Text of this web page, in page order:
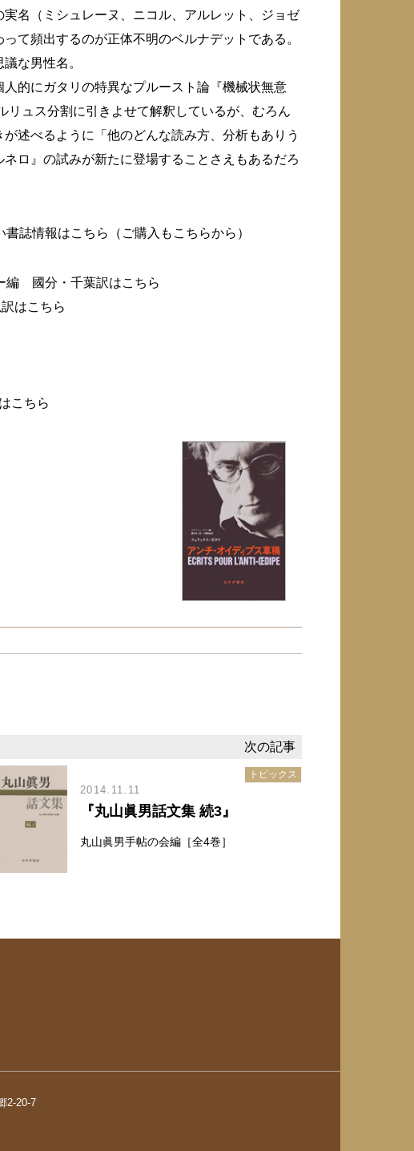
名（ミシュレーヌ、ニコル、アルレット、ジョゼ
て頻出するのが正体不明のベルナデットである。
な男性名。
的にガタリの特異なプルースト論『機械状無意
リュス分割に引きよせて解釈しているが、むろん
述べるように「他のどんな読み方、分析もありう
ロ』の試みが新たに登場することさえもあるだろ
誌情報はこちら（ご購入もこちらから）
編 國分・千葉訳はこちら
はこちら
こちら
トピックス
2014.11.11
『丸山眞男話文集 続3』
丸山眞男手帖の会編［全4巻］
2-20-7